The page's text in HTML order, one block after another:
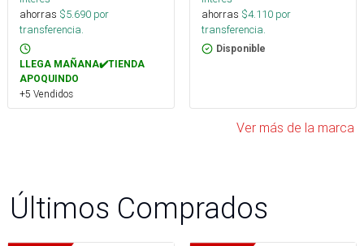
ahorras $5.690 por
transferencia.
LLEGA MAÑANA✔️TIENDA
APOQUINDO
+5 Vendidos
ahorras $4.110 por
transferencia.
Disponible
Ver más de la marca
Últimos Comprados